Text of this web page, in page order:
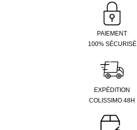
PAIEMENT
100% SÉCURISÉ
EXPÉDITION
COLISSIMO 48H